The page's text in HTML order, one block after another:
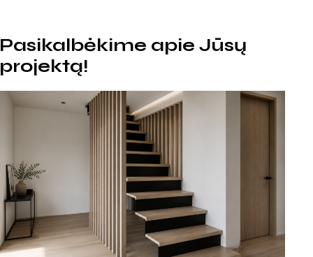
Pasikalbėkime apie Jūsų
projektą!